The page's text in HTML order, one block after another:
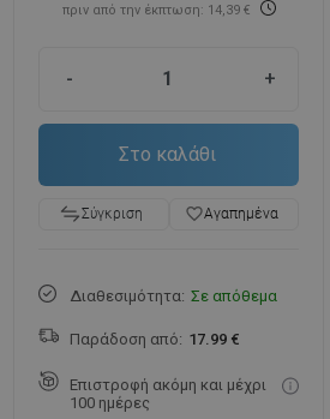
πριν από την έκπτωση: 14,39 €
- +
Στο καλάθι
Σύγκριση favorite_borderΑγαπημένα
Διαθεσιμότητα: Σε απόθεμα
Παράδοση από: 17.99 €
Επιστροφή ακόμη και μέχρι
100 ημέρες